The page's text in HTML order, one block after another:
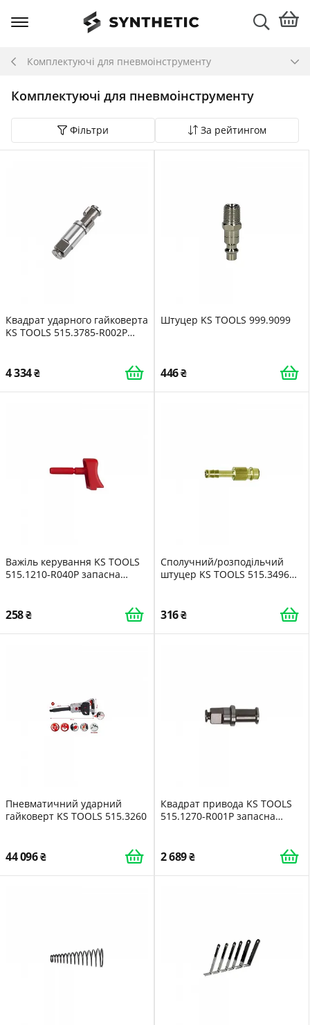
Комплектуючі для пневмоінструменту
Комплектуючі для пневмоінструменту
Фільтри За рейтингом
Квадрат ударного гайковерта
KS TOOLS 515.3785-R002P
4 334
Штуцер KS TOOLS 999.9099
446
Важіль керування KS TOOLS
515.1210-R040P запасна
258
Сполучний/розподільчий
штуцер KS TOOLS 515.3496
316
Пневматичний ударний
гайковерт KS TOOLS 515.3260
44 096
Квадрат привода KS TOOLS
515.1270-R001P запасна
2 689